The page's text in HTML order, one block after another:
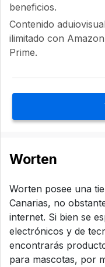
beneficios.
Contenido aduiovisual
ilimitado con Amazon
Prime.
Worten
Worten posee una
Canarias, no
internet. Si bien se
electrónicos y de
encontrarás
para mascotas, por